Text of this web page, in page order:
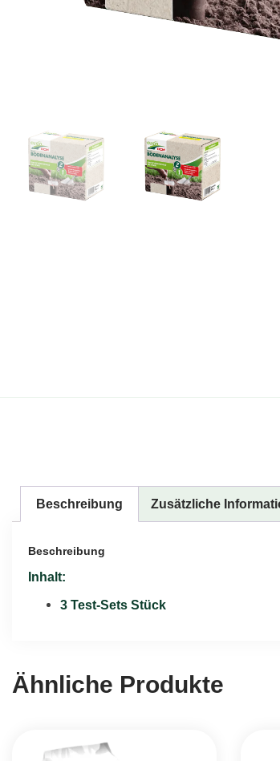
Beschreibung Zusätzliche
Beschreibung
Inhalt:
3 Test-Sets Stück
Ähnliche Produkte